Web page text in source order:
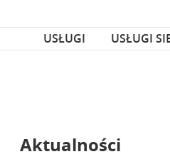
USŁUGI
USŁUGI
Aktualności